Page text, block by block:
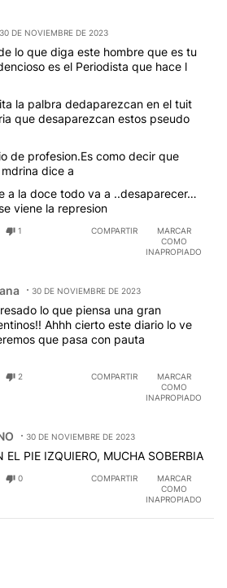
30 DE NOVIEMBRE DE 2023
lo que diga este hombre que es tu
es el Periodista que hace l
la palbra dedaparezcan en el tuit
que desaparezcan estos pseudo
de profesion.Es como decir que
dice a
a la doce todo va a ..desaparecer…
viene la represion
1 COMPARTIR
MARCAR
COMO
INAPROPIADO
30 DE NOVIEMBRE DE 2023
lo que piensa una gran
Ahhh cierto este diario lo ve
que pasa con pauta
2 COMPARTIR
MARCAR
COMO
INAPROPIADO
30 DE NOVIEMBRE DE 2023
EL PIE IZQUIERO, MUCHA SOBERBIA
0 COMPARTIR
MARCAR
COMO
INAPROPIADO